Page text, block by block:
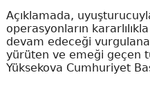
Açıklamada,
operasyonların
devam edeceği
yürüten ve emeği geçen
Yüksekova Cumhuriyet